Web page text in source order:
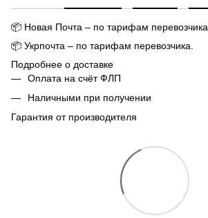
📦 Новая Почта – по тарифам перевозчика.
📦 Укрпочта – по тарифам перевозчика.
Подробнее о доставке
Оплата на счёт ФЛП
Наличными при получении
Гарантия от производителя